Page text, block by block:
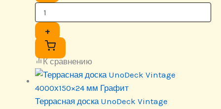
+
К сравнению
Террасная доска UnoDeck Vintage